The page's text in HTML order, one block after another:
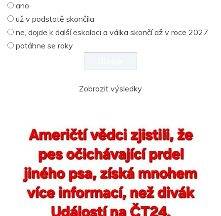
ano
už v podstatě skončila
ne, dojde k další eskalaci a válka skončí až v roce 2027
potáhne se roky
Zobrazit výsledky